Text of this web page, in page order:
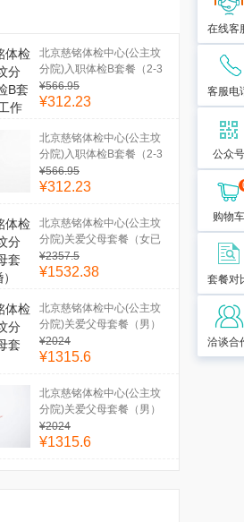
北京慈铭体检中心(公主坟
分院)入职体检B套餐（2-3
个工作日出报告）
¥566.95
¥312.23
北京慈铭体检中心(公主坟
分院)入职体检B套餐（2-3
个工作日出报告）
¥566.95
¥312.23
北京慈铭体检中心(公主坟
分院)关爱父母套餐（女已
婚）
¥2357.5
¥1532.38
北京慈铭体检中心(公主坟
分院)关爱父母套餐（男）
¥2024
¥1315.6
北京慈铭体检中心(公主坟
分院)关爱父母套餐（男）
¥2024
¥1315.6
在线客
客服电
公众号
购物车
套餐对
洽谈合